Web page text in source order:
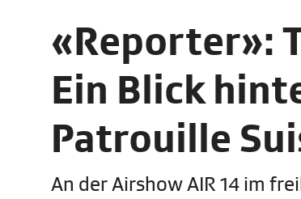
«Reporter»:
Ein Blick
Patrouille
An der Airshow AIR 14 im